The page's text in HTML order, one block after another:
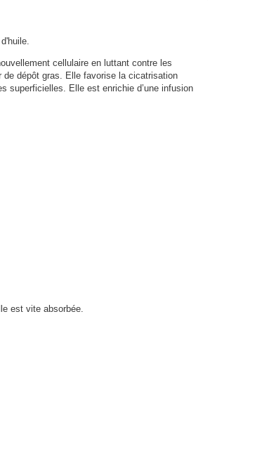
cellulaire en luttant contre les
de dépôt gras. Elle favorise la cicatrisation
superficielles. Elle est enrichie d’une infusion
est vite absorbée.